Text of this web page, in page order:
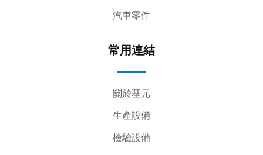
汽車零件
常用連結
關於基元
生產設備
檢驗設備